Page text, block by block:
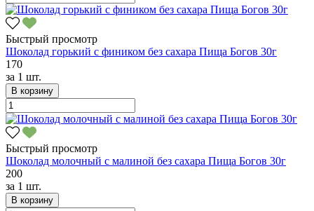
Быстрый просмотр
Шоколад горький с фиником без сахара Пища Богов 30г
170
за 1 шт.
В корзину
Быстрый просмотр
Шоколад молочный с малиной без сахара Пища Богов 30г
200
за 1 шт.
В корзину